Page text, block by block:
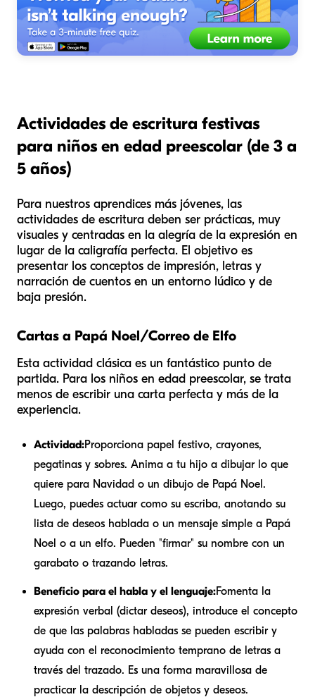
Actividades de escritura festivas
para niños en edad preescolar (de 3 a
5 años)
Para nuestros aprendices más jóvenes, las
actividades de escritura deben ser prácticas, muy
visuales y centradas en la alegría de la expresión en
lugar de la caligrafía perfecta. El objetivo es
presentar los conceptos de impresión, letras y
narración de cuentos en un entorno lúdico y de
baja presión.
Cartas a Papá Noel/Correo de Elfo
Esta actividad clásica es un fantástico punto de
partida. Para los niños en edad preescolar, se trata
menos de escribir una carta perfecta y más de la
experiencia.
Actividad:Proporciona papel festivo, crayones,
pegatinas y sobres. Anima a tu hijo a dibujar lo que
quiere para Navidad o un dibujo de Papá Noel.
Luego, puedes actuar como su escriba, anotando su
lista de deseos hablada o un mensaje simple a Papá
Noel o a un elfo. Pueden "firmar" su nombre con un
garabato o trazando letras.
Beneficio para el habla y el lenguaje:Fomenta la
expresión verbal (dictar deseos), introduce el concepto
de que las palabras habladas se pueden escribir y
ayuda con el reconocimiento temprano de letras a
través del trazado. Es una forma maravillosa de
practicar la descripción de objetos y deseos.